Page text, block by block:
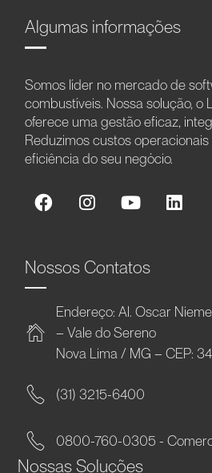
Algumas informações
Somos líder no mercado de
combustíveis. Nossa solução, o
oferece uma gestão eficaz,
Reduzimos custos
eficiência do seu negócio.
Nossos Contatos
Endereço: Al. Oscar
– Vale do Sereno
Nova Lima / MG – CEP:
(31) 3215-6400
0800-760-0305 -
Nossas Soluções